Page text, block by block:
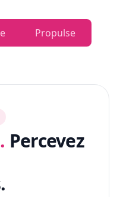
Propulse
Percevez